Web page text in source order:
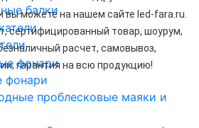
балки
фонари
вы можете на нашем сайте led-fara.ru.
сертифицированный товар, шоурум,
расчет, самовывоз,
гарантия на всю продукцию!